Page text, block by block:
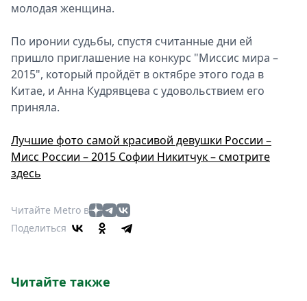
молодая женщина.
По иронии судьбы, спустя считанные дни ей
пришло приглашение на конкурс "Миссис мира –
2015", который пройдёт в октябре этого года в
Китае, и Анна Кудрявцева с удовольствием его
приняла.
Лучшие фото самой красивой девушки России –
Мисс России – 2015 Софии Никитчук – смотрите
здесь
Читайте Metro в
Поделиться
Читайте также